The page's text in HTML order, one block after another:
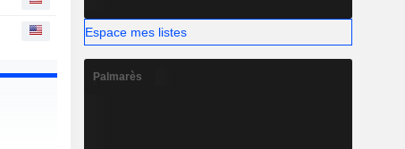
Espace mes listes
Palmarès